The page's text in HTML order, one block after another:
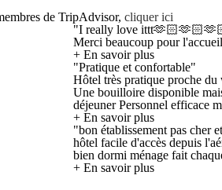
de TripAdvisor, cliquer ici
"I really love
Merci beaucoup pour
+ En savoir plus
"Pratique et confortable"
Hôtel très pratique proche
Une bouilloire disponible
déjeuner Personnel efficace
+ En savoir plus
"bon établissement pas cher
hôtel facile d'accès depuis
bien dormi ménage fait
+ En savoir plus